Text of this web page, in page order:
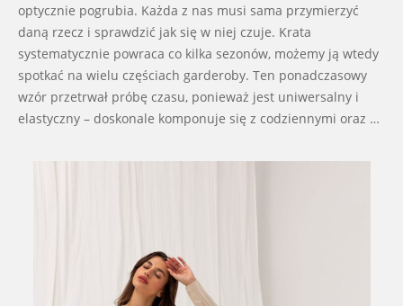
optycznie pogrubia. Każda z nas musi sama przymierzyć
daną rzecz i sprawdzić jak się w niej czuje. Krata
systematycznie powraca co kilka sezonów, możemy ją wtedy
spotkać na wielu częściach garderoby. Ten ponadczasowy
wzór przetrwał próbę czasu, ponieważ jest uniwersalny i
elastyczny – doskonale komponuje się z codziennymi oraz …